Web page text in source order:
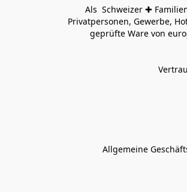
Als  Schweizer ✚
Privatpersonen, Gewerbe,
geprüfte Ware von
Allgemeine